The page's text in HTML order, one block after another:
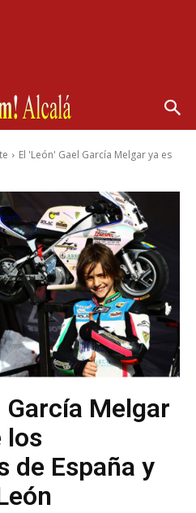
El 'León' Gael García Melgar ya es
García Melgar
los
de España y